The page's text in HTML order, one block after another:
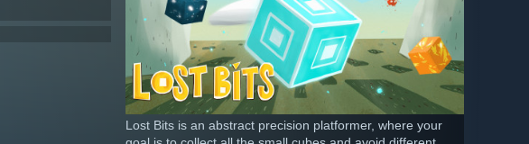
Lost Bits is an abstract precision platformer, where your